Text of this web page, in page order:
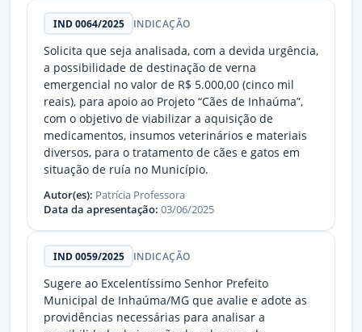
IND 0064/2025 INDICAÇÃO
Solicita que seja analisada, com a devida urgência,
a possibilidade de destinação de verna
emergencial no valor de R$ 5.000,00 (cinco mil
reais), para apoio ao Projeto “Cães de Inhaúma”,
com o objetivo de viabilizar a aquisição de
medicamentos, insumos veterinários e materiais
diversos, para o tratamento de cães e gatos em
situação de ruía no Município.
Autor(es): Patrícia Professora
Data da apresentação: 03/06/2025
IND 0059/2025 INDICAÇÃO
Sugere ao Excelentíssimo Senhor Prefeito
Municipal de Inhaúma/MG que avalie e adote as
providências necessárias para analisar a